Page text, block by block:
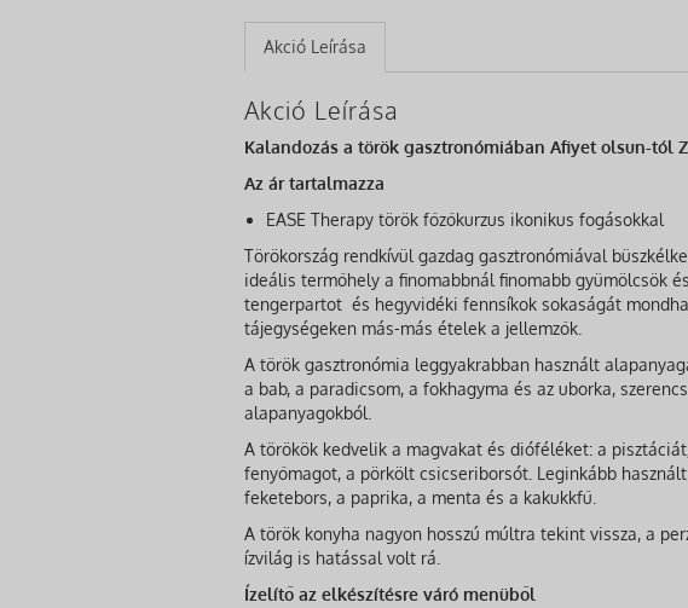
Akció Leírása
Akció Leírása
Kalandozás a török gasztronómiában Afiyet olsun-tól
Az ár tartalmazza
EASE Therapy török főzőkurzus ikonikus fogásokkal
Törökország rendkívül gazdag gasztronómiával
ideális termőhely a finomabbnál finomabb gyümölcsök
tengerpartot és hegyvidéki fennsíkok sokaságát
tájegységeken más-más ételek a jellemzők.
A török gasztronómia leggyakrabban használt
a bab, a paradicsom, a fokhagyma és az uborka,
alapanyagokból.
A törökök kedvelik a magvakat és dióféléket: a
fenyőmagot, a pörkölt csicseriborsót. Leginkább
feketebors, a paprika, a menta és a kakukkfű.
A török konyha nagyon hosszú múltra tekint vissza, a
ízvilág is hatással volt rá.
Ízelítő az elkészítésre váró menüből